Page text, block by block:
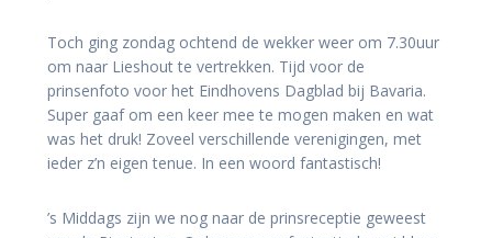
Toch ging zondag ochtend de wekker weer om 7.30uur
om naar Lieshout te vertrekken. Tijd voor de
prinsenfoto voor het Eindhovens Dagblad bij Bavaria.
Super gaaf om een keer mee te mogen maken en wat
was het druk! Zoveel verschillende verenigingen, met
ieder z’n eigen tenue. In een woord fantastisch!
’s Middags zijn we nog naar de prinsreceptie geweest